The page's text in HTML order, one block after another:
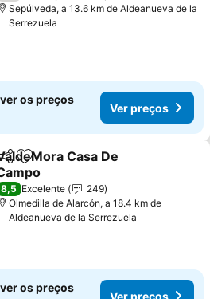
Sepúlveda, a 13.6 km de Aldeanueva de la
Serrezuela
os preços
Ver preços
Adicionar aos favoritos
Casa De
preços
8,5 Excelente
249
Olmedilla de Alarcón, a 18.4 km de
Aldeanueva de la Serrezuela
os preços
Ver preços